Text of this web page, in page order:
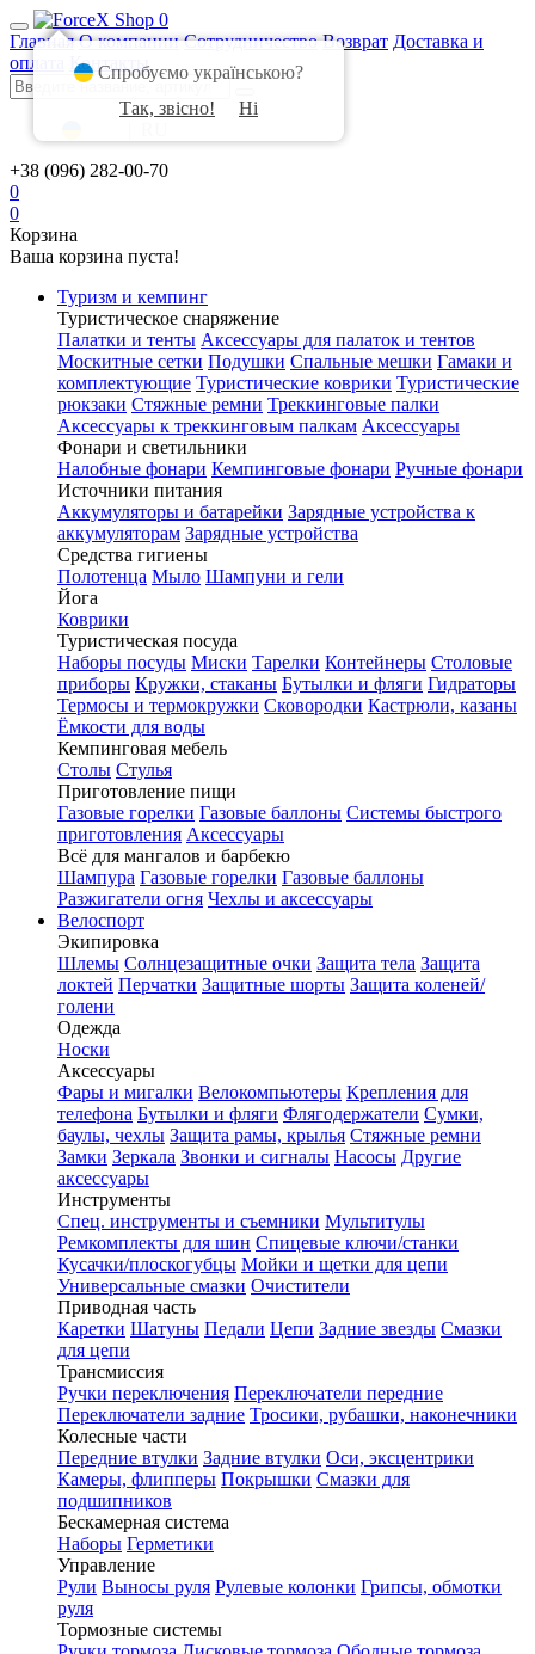
0
Главная О компании Сотрудничество Возврат Доставка и
оплата
Контакты
+38 (096) 282-00-70
0
0
Корзина
Ваша корзина пуста!
Туризм и кемпинг
Туристическое снаряжение
Палатки и тенты Аксессуары для палаток и тентов
Москитные сетки Подушки Спальные мешки Гамаки и
комплектующие Туристические коврики Туристические
рюкзаки Стяжные ремни Треккинговые палки
Аксессуары к треккинговым палкам Аксессуары
Фонари и светильники
Налобные фонари Кемпинговые фонари Ручные фонари
Источники питания
Аккумуляторы и батарейки Зарядные устройства к
аккумуляторам Зарядные устройства
Средства гигиены
Полотенца Мыло Шампуни и гели
Йога
Коврики
Туристическая посуда
Наборы посуды Миски Тарелки Контейнеры Столовые
приборы Кружки, стаканы Бутылки и фляги Гидраторы
Термосы и термокружки Сковородки Кастрюли, казаны
Ёмкости для воды
Кемпинговая мебель
Столы Стулья
Приготовление пищи
Газовые горелки Газовые баллоны Системы быстрого
приготовления Аксессуары
Всё для мангалов и барбекю
Шампура Газовые горелки Газовые баллоны
Разжигатели огня Чехлы и аксессуары
Велоспорт
Экипировка
Шлемы Солнцезащитные очки Защита тела Защита
локтей Перчатки Защитные шорты Защита коленей/
голени
Одежда
Носки
Аксессуары
Фары и мигалки Велокомпьютеры Крепления для
телефона Бутылки и фляги Флягодержатели Сумки,
баулы, чехлы Защита рамы, крылья Стяжные ремни
Замки Зеркала Звонки и сигналы Насосы Другие
аксессуары
Инструменты
Спец. инструменты и съемники Мультитулы
Ремкомплекты для шин Спицевые ключи/станки
Кусачки/плоскогубцы Мойки и щетки для цепи
Универсальные смазки Очистители
Приводная часть
Каретки Шатуны Педали Цепи Задние звезды Смазки
для цепи
Трансмиссия
Ручки переключения Переключатели передние
Переключатели задние Тросики, рубашки, наконечники
Колесные части
Передние втулки Задние втулки Оси, эксцентрики
Камеры, флипперы Покрышки Смазки для
подшипников
Бескамерная система
Наборы Герметики
Управление
Рули Выносы руля Рулевые колонки Грипсы, обмотки
руля
Тормозные системы
Спробуємо українською?
Так, звісно!
Ні